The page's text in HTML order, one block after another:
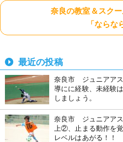
奈良の教室＆スク
「ならな
最近の投稿
奈良市 ジュニアア
導にに経験、未経験
しましょう。
奈良市 ジュニアア
上②、止まる動作を
レベルはあがる！！